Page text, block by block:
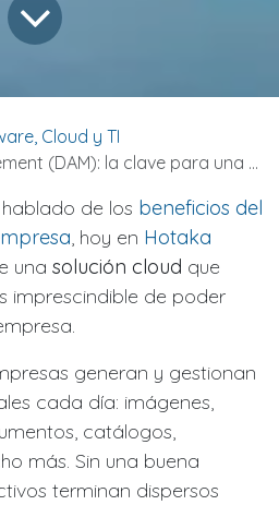
Cloud y TI
para una gestión inteligente de los contenidos digitales
de los beneficios del
, hoy en Hotaka
una solución cloud que
imprescindible de poder
generan y gestionan
cada día: imágenes,
catálogos,
más. Sin una buena
terminan dispersos